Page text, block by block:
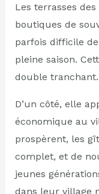
Les terrasses
boutiques de
parfois difficile
pleine saison.
double tranchant.
D’un côté, elle
économique au
prospèrent, les
complet, et de
jeunes
dans leur village